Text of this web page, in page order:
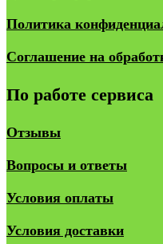
Политика
Соглашение на
По работе сервиса
Отзывы
Вопросы и ответы
Условия оплаты
Условия доставки